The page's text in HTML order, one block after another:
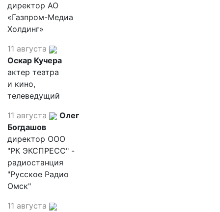
директор АО
«Газпром-Медиа
Холдинг»
11 августа
Оскар Кучера
актер театра
и кино,
телеведущий
11 августа
Олег
Богдашов
директор ООО
"РК ЭКСПРЕСС" -
радиостанция
"Русское Радио
Омск"
11 августа